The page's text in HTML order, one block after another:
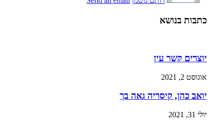
כתבות בנושא
יוצרים קשר עין
אוגוסט 2, 2021
יואב כהן, קיסריה גאה בך
יולי 31, 2021